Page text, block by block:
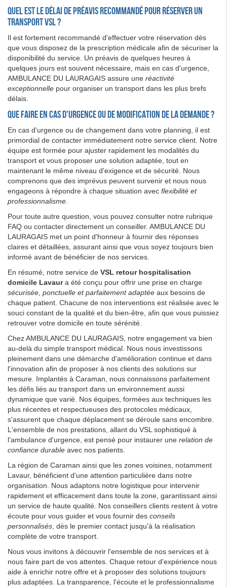
Quel est le délai de préavis recommandé pour réserver un
transport VSL ?
Il est fortement recommandé d'effectuer votre réservation dès
que vous disposez de la prescription médicale afin de sécuriser la
disponibilité du service. Un préavis de quelques heures à
quelques jours est souvent nécessaire, mais en cas d'urgence,
AMBULANCE DU LAURAGAIS assure une réactivité
exceptionnelle pour organiser un transport dans les plus brefs
délais.
Que faire en cas d'urgence ou de modification de la demande ?
En cas d'urgence ou de changement dans votre planning, il est
primordial de contacter immédiatement notre service client. Notre
équipe est formée pour ajuster rapidement les modalités du
transport et vous proposer une solution adaptée, tout en
maintenant le même niveau d'exigence et de sécurité. Nous
comprenons que des imprévus peuvent survenir et nous nous
engageons à répondre à chaque situation avec flexibilité et
professionnalisme.
Pour toute autre question, vous pouvez consulter notre rubrique
FAQ ou contacter directement un conseiller. AMBULANCE DU
LAURAGAIS met un point d'honneur à fournir des réponses
claires et détaillées, assurant ainsi que vous soyez toujours bien
informé avant de bénéficier de nos services.
En résumé, notre service de VSL retour hospitalisation
domicile Lavaura été conçu pour offrir une prise en charge
sécurisée, ponctuelle et parfaitement adaptée aux besoins de
chaque patient. Chacune de nos interventions est réalisée avec le
souci constant de la qualité et du bien-être, afin que vous puissiez
retrouver votre domicile en toute sérénité.
Chez AMBULANCE DU LAURAGAIS, notre engagement va bien
au-delà du simple transport médical. Nous nous investissons
pleinement dans une démarche d'amélioration continue et dans
l'innovation afin de proposer à nos clients des solutions sur
mesure. Implantés à Caraman, nous connaissons parfaitement
les défis liés au transport dans un environnement aussi
dynamique que varié. Nos équipes, formées aux techniques les
plus récentes et respectueuses des protocoles médicaux,
s'assurent que chaque déplacement se déroule sans encombre.
L'ensemble de nos prestations, allant du VSL sophistiqué à
l'ambulance d'urgence, est pensé pour instaurer une relation de
confiance durable avec nos patients.
La région de Caraman ainsi que les zones voisines, notamment
Lavaur, bénéficient d'une attention particulière dans notre
organisation. Nous adaptons notre logistique pour intervenir
rapidement et efficacement dans toute la zone, garantissant ainsi
un service de haute qualité. Nos conseillers clients restent à votre
écoute pour vous guider et vous fournir des conseils
personnalisés, dès le premier contact jusqu'à la réalisation
complète de votre transport.
Nous vous invitons à découvrir l'ensemble de nos services et à
nous faire part de vos attentes. Chaque retour d'expérience nous
aide à enrichir notre offre et à proposer des solutions toujours
plus adaptées. La transparence, l'écoute et le professionnalisme